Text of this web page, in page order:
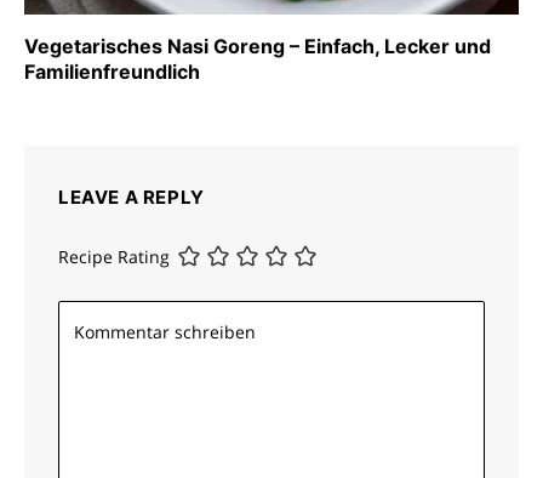
Vegetarisches Nasi Goreng – Einfach, Lecker und
Familienfreundlich
LEAVE A REPLY
Recipe Rating